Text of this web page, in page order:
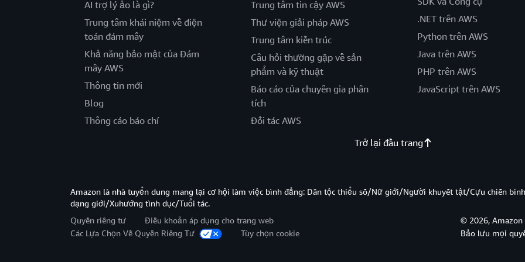
AI trợ lý ảo là gì?
Trung tâm khái niệm về điện
toán đám mây
Khả năng bảo mật của Đám
mây AWS
Thông tin mới
Blog
Thông cáo báo chí
Trung tâm tin cậy AWS
Thư viện giải pháp AWS
Trung tâm kiến trúc
Câu hỏi thường gặp về sản
phẩm và kỹ thuật
Báo cáo của chuyên gia phân
tích
Đối tác AWS
.NET trên AWS
Python trên AWS
Java trên AWS
PHP trên AWS
JavaScript trên AWS
Trở lại đầu trang
Amazon là nhà tuyển dung mang lại cơ hội làm việc bình đẳng: Dân tộc thiểu số/Nữ giới/Người khuyết tật/Cựu chiến
dạng giới/Xuhướng tình dục/Tuổi tác.
Quyền riêng tư
Điều khoản áp dụng cho trang web
Các Lựa Chọn Về Quyền Riêng Tư
Tùy chọn cookie
© 2026, Amazon
Bảo lưu mọi